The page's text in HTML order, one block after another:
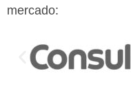
mercado: